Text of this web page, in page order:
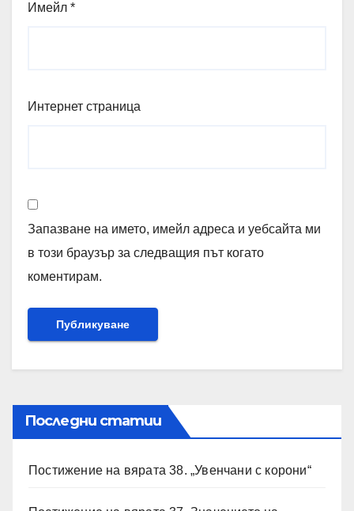
Имейл *
Интернет страница
Запазване на името, имейл адреса и уебсайта ми
в този браузър за следващия път когато
коментирам.
Последни статии
Постижение на вярата 38. „Увенчани с корони“